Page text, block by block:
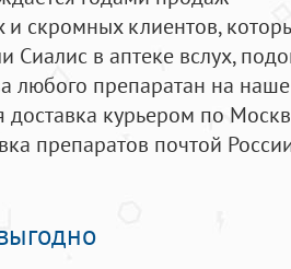
и скромных клиентов,
Сиалис в аптеке вслух,
любого препаратан на
курьером по
препаратов почтой